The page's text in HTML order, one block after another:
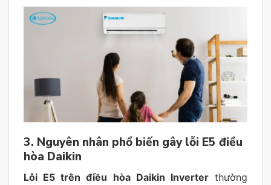
3. Nguyên nhân phổ biến gây lỗi E5 điều
hòa Daikin
Lỗi E5 trên điều hòa Daikin Inverterthường